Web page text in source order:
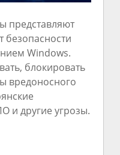
представляют
Windows.
блокировать
вредоносного
и другие угрозы.